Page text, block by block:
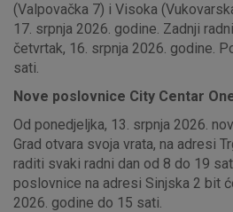
(Valpovačka 7) i Visoka
17. srpnja 2026. godine. Zadnji
četvrtak, 16. srpnja 2026. godine.
sati.
Nove poslovnice City Centar
Od ponedjeljka, 13. srpnja 2026.
Grad otvara svoja vrata, na adresi
raditi svaki radni dan od 8 do 19
poslovnice na adresi Sinjska 2 bit
2026. godine do 15 sati.